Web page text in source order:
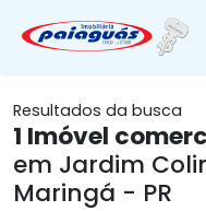
Resultados da busca
1 Imóvel
em Jardim
Maringá - PR